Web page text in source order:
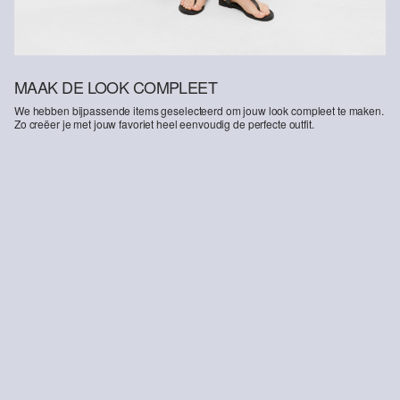
MAAK DE LOOK COMPLEET
We hebben bijpassende items geselecteerd om jouw look compleet te maken.
Zo creëer je met jouw favoriet heel eenvoudig de perfecte outfit.